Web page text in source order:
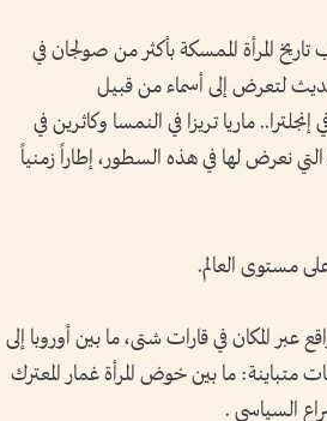
المرأة الممسكة بأكثر من صولجان في
لتعرض إلى أسماء من قبيل
ماريا تريزا في النمسا وكاثرين في
نعرض لها في هذه السطور، إطاراً زمنياً
مستوى العالم.
مواقع عبر المكان في قارات شتى، ما بين أوروبا إلى
متباينة: ما بين خوض المرأة غمار المعترك
السياسي .